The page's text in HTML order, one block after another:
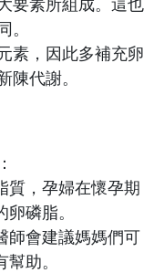
要素所組成。這也
。
素，因此多補充卵
陳代謝。
， 孕婦在懷孕期
磷脂。
師會建議媽媽們可
助。